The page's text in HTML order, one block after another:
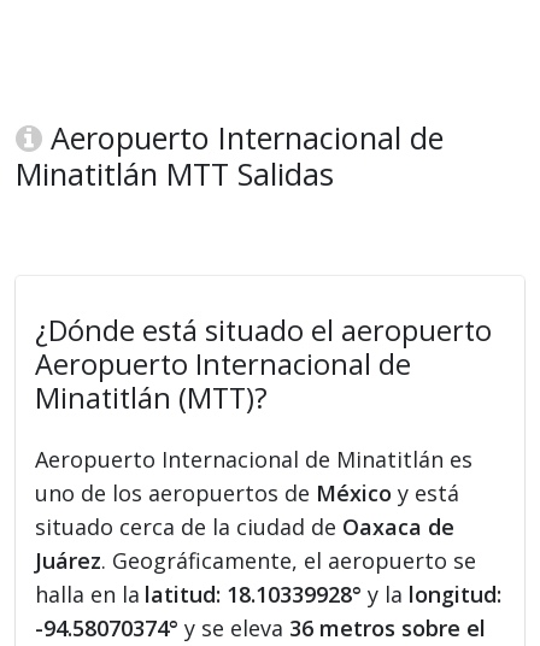
Aeropuerto Internacional de
Minatitlán MTT Salidas
¿Dónde está situado el aeropuerto
Aeropuerto Internacional de
Minatitlán (MTT)?
Aeropuerto Internacional de Minatitlán es
uno de los aeropuertos de México y está
situado cerca de la ciudad de Oaxaca de
Juárez. Geográficamente, el aeropuerto se
halla en la latitud: 18.10339928° y la longitud:
-94.58070374° y se eleva 36 metros sobre el